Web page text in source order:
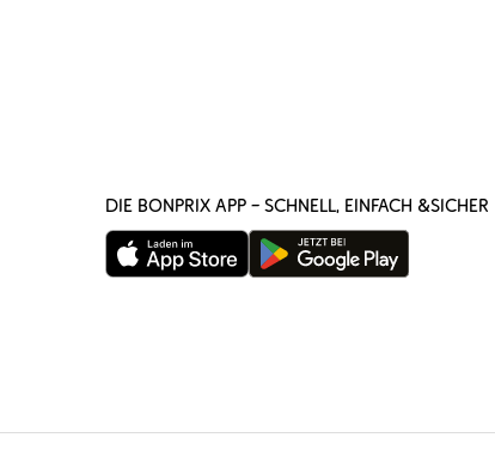
DIE BONPRIX APP – SCHNELL, EINFACH &SICHER